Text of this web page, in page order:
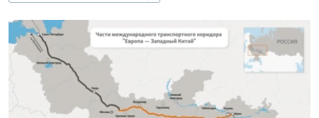
СИБИРЬ.РЕАЛИИ
РАСПИСАНИЕ ВЕЩАНИЯ
ПОДПИШИТЕСЬ НА РАССЫЛКУ